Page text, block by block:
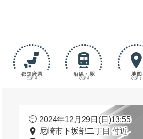
都道府県
で探す
沿線・駅
で探す
地図
で探す
2024年12月29日(日)13:55
尼崎市下坂部二丁目 付近